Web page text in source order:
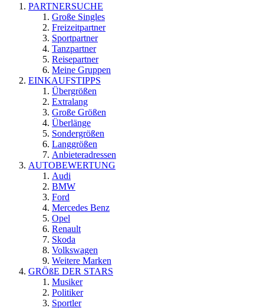
PARTNERSUCHE
Große Singles
Freizeitpartner
Sportpartner
Tanzpartner
Reisepartner
Meine Gruppen
EINKAUFSTIPPS
Übergrößen
Extralang
Große Größen
Überlänge
Sondergrößen
Langgrößen
Anbieteradressen
AUTOBEWERTUNG
Audi
BMW
Ford
Mercedes Benz
Opel
Renault
Skoda
Volkswagen
Weitere Marken
GRÖßE DER STARS
Musiker
Politiker
Sportler